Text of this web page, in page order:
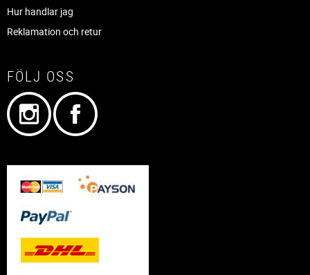
Hur handlar jag
Reklamation och retur
FÖLJ OSS